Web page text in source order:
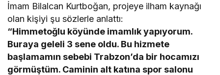
İmam Bilalcan Kurtboğan, projeye ilham kaynağı
olan kişiyi şu sözlerle anlattı:
“Himmetoğlu köyünde imamlık yapıyorum.
Buraya geleli 3 sene oldu. Bu hizmete
başlamamın sebebi Trabzon’da bir hocamızı
görmüştüm. Caminin alt katına spor salonu